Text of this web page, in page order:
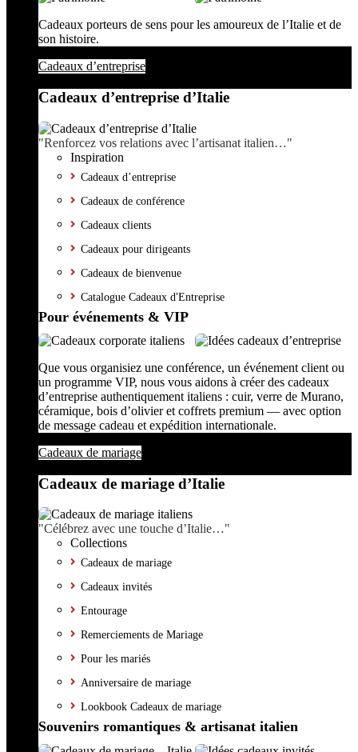
Cadeaux porteurs de sens pour les amoureux de l’Italie et de
son histoire.
Cadeaux d’entreprise
Cadeaux d’entreprise d’Italie
"Renforcez vos relations avec l’artisanat italien…"
Inspiration
Cadeaux d’entreprise
Cadeaux de conférence
Cadeaux clients
Cadeaux pour dirigeants
Cadeaux de bienvenue
Catalogue Cadeaux d'Entreprise
Pour événements & VIP
Que vous organisiez une conférence, un événement client ou
un programme VIP, nous vous aidons à créer des cadeaux
d’entreprise authentiquement italiens : cuir, verre de Murano,
céramique, bois d’olivier et coffrets premium — avec option
de message cadeau et expédition internationale.
Cadeaux de mariage
Cadeaux de mariage d’Italie
"Célébrez avec une touche d’Italie…"
Collections
Cadeaux de mariage
Cadeaux invités
Entourage
Remerciements de Mariage
Pour les mariés
Anniversaire de mariage
Lookbook Cadeaux de mariage
Souvenirs romantiques & artisanat italien